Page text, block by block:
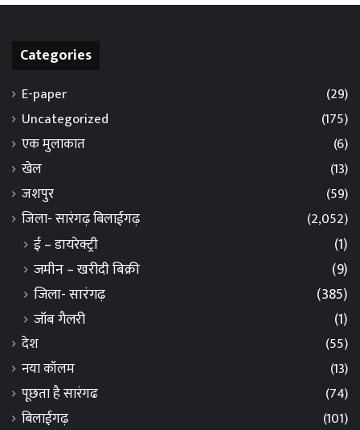
Categories
E-paper
(29)
Uncategorized
(175)
एक मुलाकात
(6)
खेल
(13)
जशपुर
(59)
जिला- सारंगढ़ बिलाईगढ़
(2,052)
ई – डायरेक्ट्री
(1)
जमीन – खरीदी बिक्री
(9)
जिला- सारंगढ़
(385)
जॉब गैलरी
(1)
देश
(55)
नया कॉलम
(13)
पूछता है सारंगढ
(74)
बिलाईगढ़
(101)